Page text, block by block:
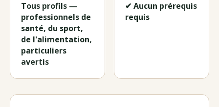
Tous profils —
professionnels de
santé, du sport,
de l'alimentation,
particuliers
avertis
✔ Aucun prérequis
requis